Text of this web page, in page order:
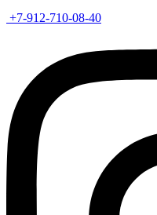
+7-912-710-08-40